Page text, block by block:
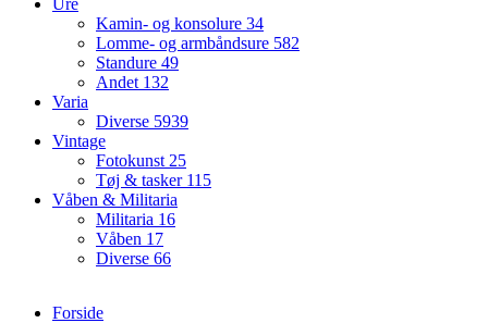
Ure
Kamin- og konsolure 34
Lomme- og armbåndsure 582
Standure 49
Andet 132
Varia
Diverse 5939
Vintage
Fotokunst 25
Tøj & tasker 115
Våben & Militaria
Militaria 16
Våben 17
Diverse 66
Forside